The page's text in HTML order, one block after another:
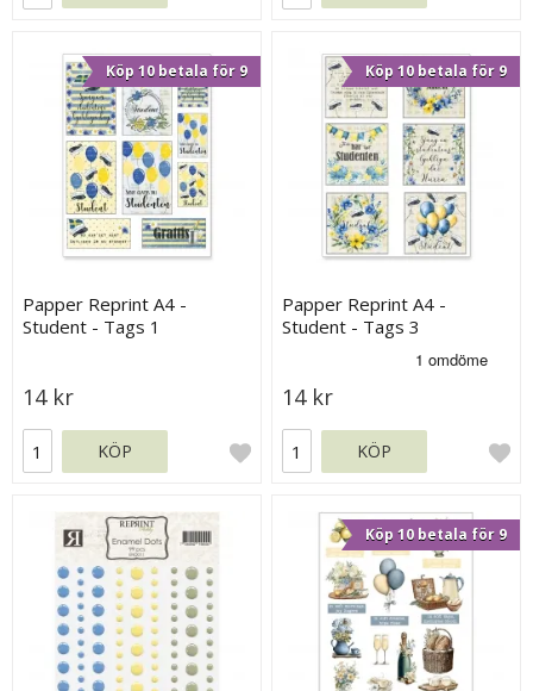
Köp 10 betala för 9
Papper Reprint A4 -
Student - Tags 1
14 kr
KÖP
Köp 10 betala för 9
Papper Reprint A4 -
Student - Tags 3
14 kr
KÖP
Köp 10 betala för 9